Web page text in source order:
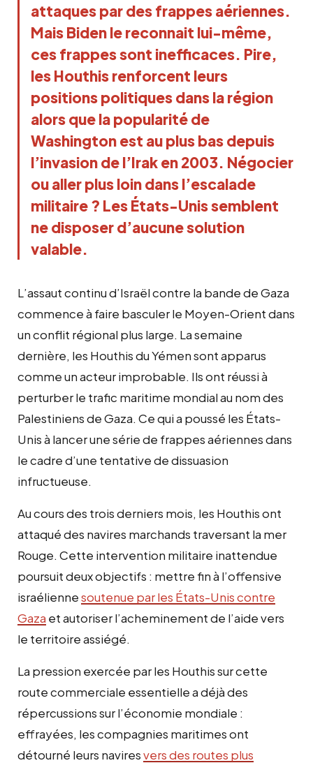
attaques par des frappes aériennes.
Mais Biden le reconnait lui-même,
ces frappes sont inefficaces. Pire,
les Houthis renforcent leurs
positions politiques dans la région
alors que la popularité de
Washington est au plus bas depuis
l’invasion de l’Irak en 2003. Négocier
ou aller plus loin dans l’escalade
militaire ? Les États-Unis semblent
ne disposer d’aucune solution
valable.
L’assaut continu d’Israël contre la bande de Gaza
commence à faire basculer le Moyen-Orient dans
un conflit régional plus large. La semaine
dernière, les Houthis du Yémen sont apparus
comme un acteur improbable. Ils ont réussi à
perturber le trafic maritime mondial au nom des
Palestiniens de Gaza. Ce qui a poussé les États-
Unis à lancer une série de frappes aériennes dans
le cadre d’une tentative de dissuasion
infructueuse.
Au cours des trois derniers mois, les Houthis ont
attaqué des navires marchands traversant la mer
Rouge. Cette intervention militaire inattendue
poursuit deux objectifs : mettre fin à l’offensive
israéliennesoutenue par les États-Unis contre
Gaza et autoriser l’acheminement de l’aide vers
le territoire assiégé.
La pression exercée par les Houthis sur cette
route commerciale essentielle a déjà des
répercussions sur l’économie mondiale :
effrayées, les compagnies maritimes ont
détourné leurs naviresvers des routes plus